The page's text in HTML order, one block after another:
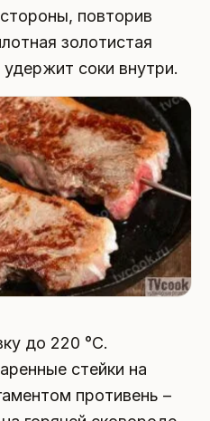
повторив
золотистая
соки внутри.
до 220 °C.
стейки на
противень –